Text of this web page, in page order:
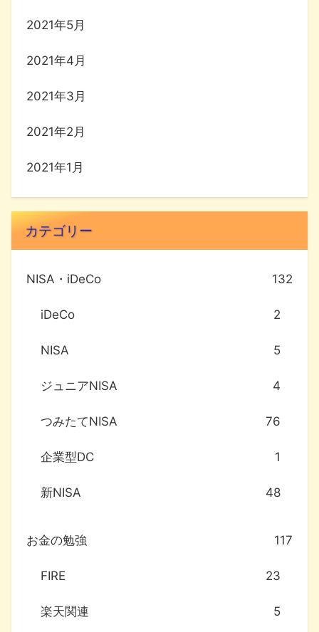
2021年5月
2021年4月
2021年3月
2021年2月
2021年1月
カテゴリー
NISA・iDeCo 132
iDeCo 2
NISA 5
ジュニアNISA 4
つみたてNISA 76
企業型DC 1
新NISA 48
お金の勉強 117
FIRE 23
楽天関連 5